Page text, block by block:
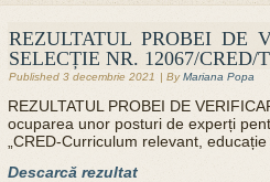
REZULTATUL PROBEI DE
SELECȚIE NR. 12067/
Published 3 decembrie 2021 | By Mariana Popa
REZULTATUL PROBEI DE
ocuparea unor posturi de experți
„CRED-Curriculum relevant,
Descarcă rezultat